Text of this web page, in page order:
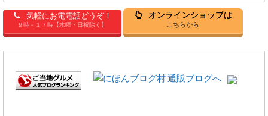
気軽にお電電話どうぞ！
９時－１７時【水曜・日祝除く】
オンラインショップは
こちらから